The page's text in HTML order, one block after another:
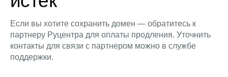
Если вы хотите сохранить домен — обратитесь к
партнеру Руцентра для оплаты продления. Уточнить
контакты для связи с партнером можно в службе
поддержки.